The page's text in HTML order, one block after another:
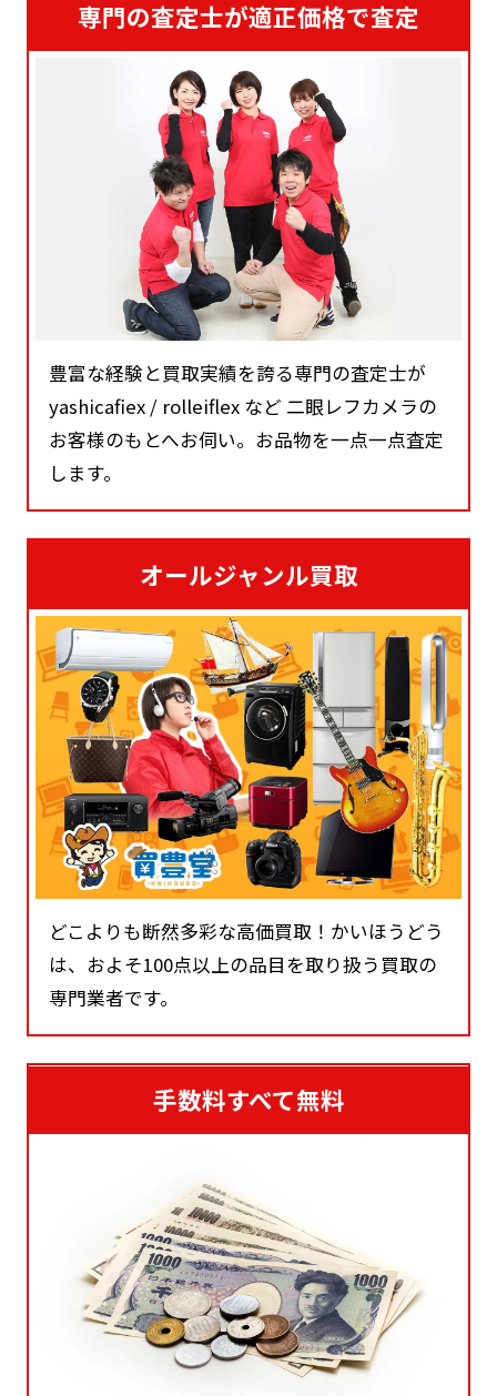
専門の査定士が適正価格で査定
豊富な経験と買取実績を誇る専門の査定士が
yashicafiex / rolleiflex など 二眼レフカメラの
お客様のもとへお伺い。お品物を一点一点査定
します。
オールジャンル買取
どこよりも断然多彩な高価買取！かいほうどう
は、およそ100点以上の品目を取り扱う買取の
専門業者です。
手数料すべて無料